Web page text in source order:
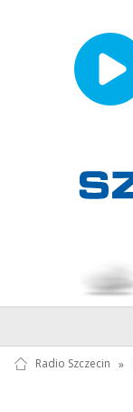
Radio Szczecin »